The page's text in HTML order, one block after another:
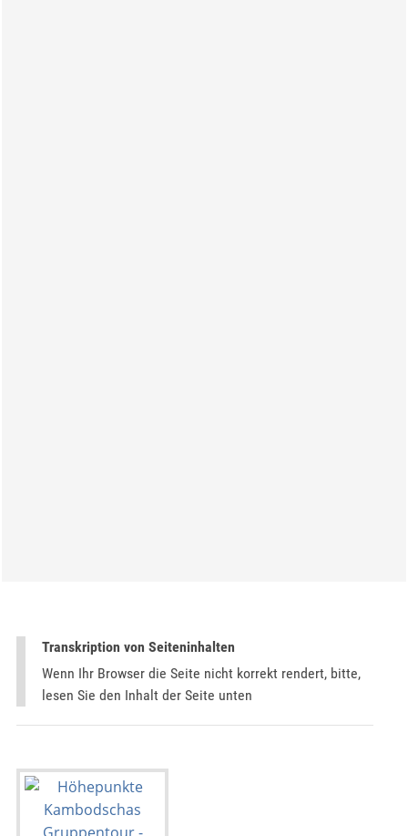
Transkription von Seiteninhalten
Wenn Ihr Browser die Seite nicht korrekt rendert, bitte,
lesen Sie den Inhalt der Seite unten